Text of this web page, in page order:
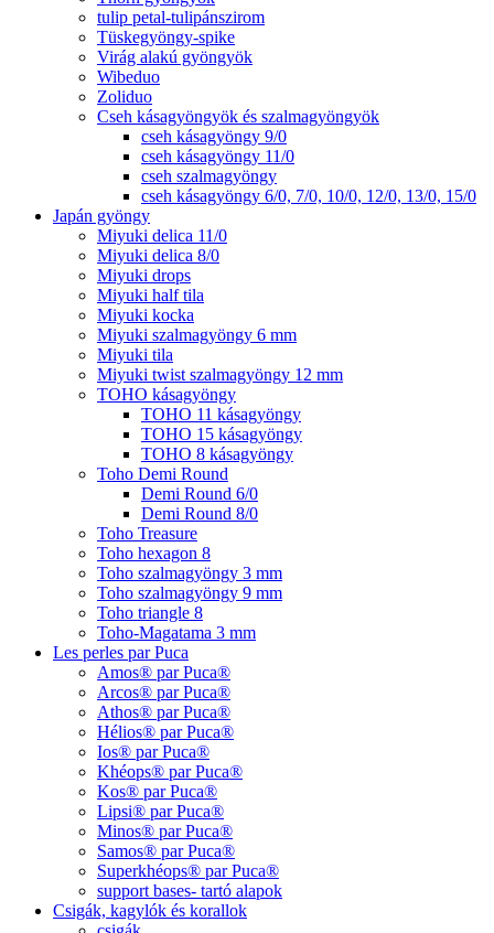
tulip petal-tulipánszirom
Tüskegyöngy-spike
Virág alakú gyöngyök
Wibeduo
Zoliduo
Cseh kásagyöngyök és szalmagyöngyök
cseh kásagyöngy 9/0
cseh kásagyöngy 11/0
cseh szalmagyöngy
cseh kásagyöngy 6/0, 7/0, 10/0, 12/0, 13/0, 15/0
Japán gyöngy
Miyuki delica 11/0
Miyuki delica 8/0
Miyuki drops
Miyuki half tila
Miyuki kocka
Miyuki szalmagyöngy 6 mm
Miyuki tila
Miyuki twist szalmagyöngy 12 mm
TOHO kásagyöngy
TOHO 11 kásagyöngy
TOHO 15 kásagyöngy
TOHO 8 kásagyöngy
Toho Demi Round
Demi Round 6/0
Demi Round 8/0
Toho Treasure
Toho hexagon 8
Toho szalmagyöngy 3 mm
Toho szalmagyöngy 9 mm
Toho triangle 8
Toho-Magatama 3 mm
Les perles par Puca
Amos® par Puca®
Arcos® par Puca®
Athos® par Puca®
Hélios® par Puca®
Ios® par Puca®
Khéops® par Puca®
Kos® par Puca®
Lipsi® par Puca®
Minos® par Puca®
Samos® par Puca®
Superkhéops® par Puca®
support bases- tartó alapok
Csigák, kagylók és korallok